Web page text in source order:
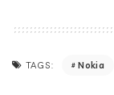
TAGS: Nokia